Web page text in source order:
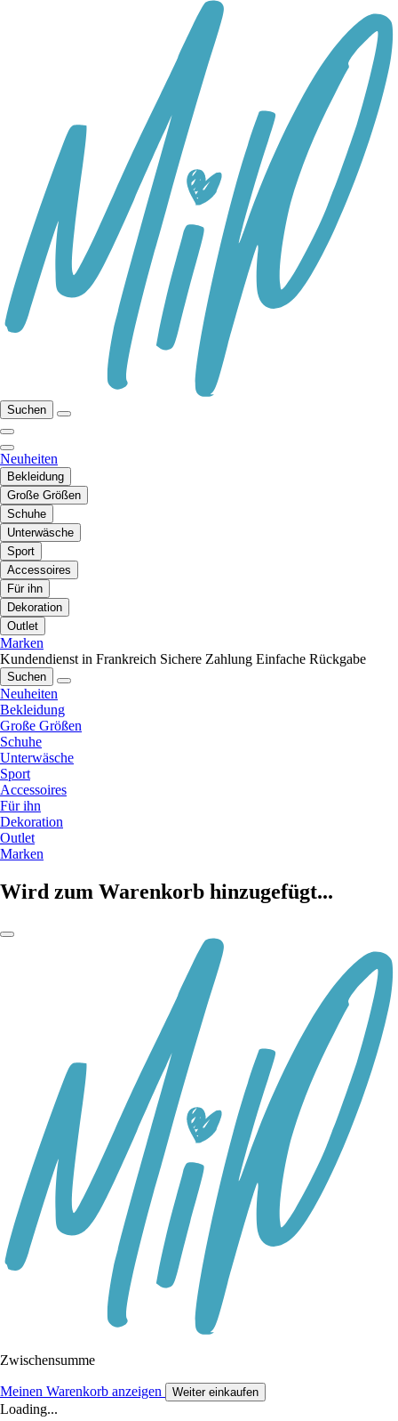
Suchen
Neuheiten
Bekleidung
Große Größen
Schuhe
Unterwäsche
Sport
Accessoires
Für ihn
Dekoration
Outlet
Marken
Kundendienst in Frankreich Sichere Zahlung Einfache Rückgabe
Suchen
Neuheiten
Bekleidung
Große Größen
Schuhe
Unterwäsche
Sport
Accessoires
Für ihn
Dekoration
Outlet
Marken
Wird zum Warenkorb hinzugefügt...
Zwischensumme
Meinen Warenkorb anzeigen Weiter einkaufen
Loading...